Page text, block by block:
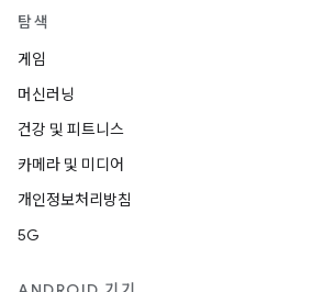
탐색
게임
머신러닝
건강 및 피트니스
카메라 및 미디어
개인정보처리방침
5G